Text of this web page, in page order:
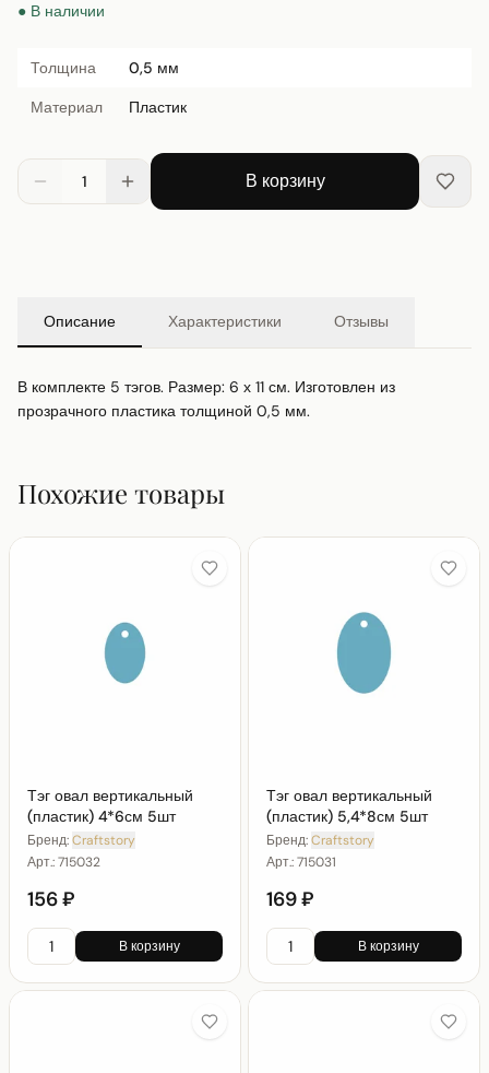
● В наличии
Толщина
0,5 мм
Материал
Пластик
1 В корзину
Описание Характеристики Отзывы
В комплекте 5 тэгов. Размер: 6 х 11 см. Изготовлен из
прозрачного пластика толщиной 0,5 мм.
Похожие товары
Тэг овал вертикальный
(пластик) 4*6см 5шт
Бренд:Craftstory
Арт.:715032
156 ₽
В корзину
Тэг овал вертикальный
(пластик) 5,4*8см 5шт
Бренд:Craftstory
Арт.:715031
169 ₽
В корзину